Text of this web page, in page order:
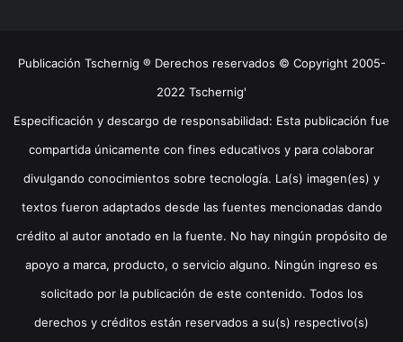
Publicación Tschernig ® Derechos reservados © Copyright 2005-
2022 Tschernig'
Especificación y descargo de responsabilidad: Esta publicación fue
compartida únicamente con fines educativos y para colaborar
divulgando conocimientos sobre tecnología. La(s) imagen(es) y
textos fueron adaptados desde las fuentes mencionadas dando
crédito al autor anotado en la fuente. No hay ningún propósito de
apoyo a marca, producto, o servicio alguno. Ningún ingreso es
solicitado por la publicación de este contenido. Todos los
derechos y créditos están reservados a su(s) respectivo(s)